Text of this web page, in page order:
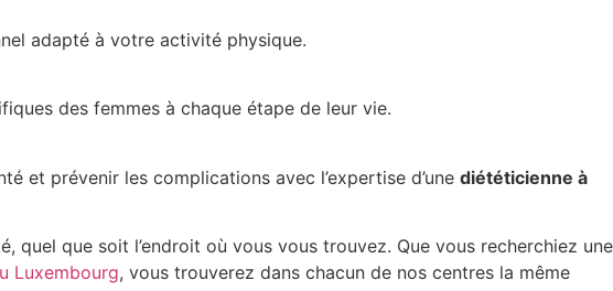
adapté à votre activité physique.
des femmes à chaque étape de leur vie.
et prévenir les complications avec l’expertise d’une diététicienne à
que soit l’endroit où vous vous trouvez. Que vous recherchiez une
Luxembourg, vous trouverez dans chacun de nos centres la même